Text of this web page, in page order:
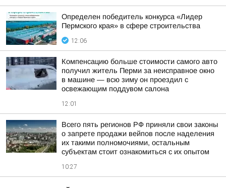
Определен победитель конкурса «Лидер
Пермского края» в сфере строительства
12:06
Компенсацию больше стоимости самого авто
получил житель Перми за неисправное окно
в машине — всю зиму он проездил с
освежающим поддувом салона
12:01
Всего пять регионов РФ приняли свои законы
о запрете продажи вейпов после наделения
их такими полномочиями, остальным
субъектам стоит ознакомиться с их опытом
10:27